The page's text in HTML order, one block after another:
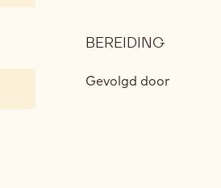
BEREIDING:
Gevolgd door